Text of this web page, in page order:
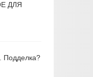
ДЛЯ
Подделка?